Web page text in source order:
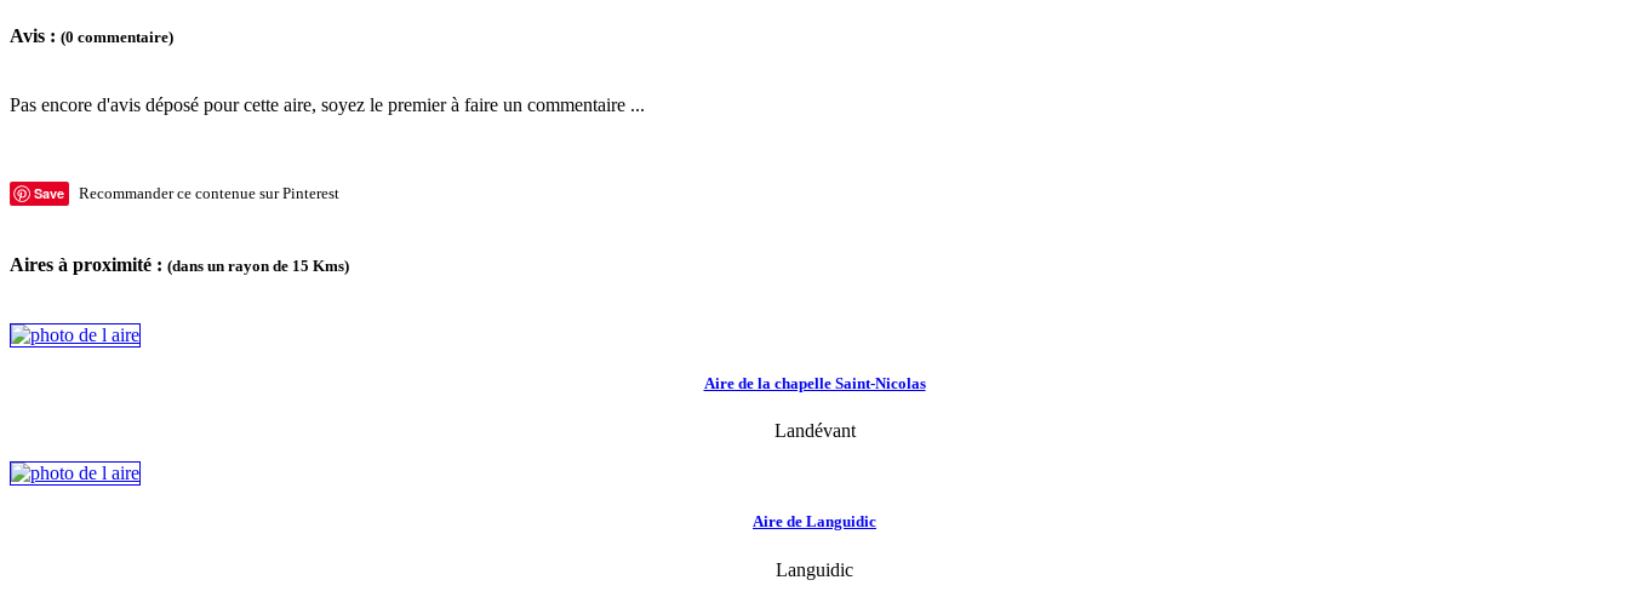
Avis : (0 commentaire)
Pas encore d'avis déposé pour cette aire, soyez le premier à faire un commentaire ...
Save Recommander ce contenue sur Pinterest
Aires à proximité : (dans un rayon de 15 Kms)
Aire de la chapelle Saint-Nicolas
Landévant
Aire de Languidic
Languidic